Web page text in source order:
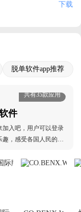
下载
脱单软件app推荐
共有35款应用
件
加入吧，用户可以登录
，感受各国人民的社
，喜欢国外社交的小伙